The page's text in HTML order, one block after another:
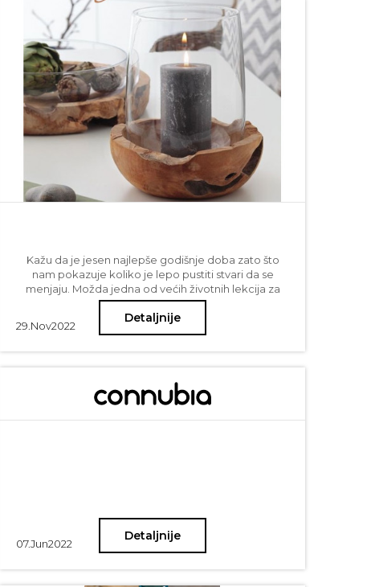
29. Nov2022
Kažu da je jesen najlepše godišnje doba zato što
nam pokazuje koliko je lepo pustiti stvari da se
menjaju. Možda jedna od većih životnih lekcija za
sve nas jeste da naučimo da dozvolimo promenu, da
je lakše prihvatimo, jer ne samo da je neminovna,
već je i poželjna. Možda je recept početi od malih
dozvolite promenu.
Detaljnije
07.Jun2022
Detaljnije